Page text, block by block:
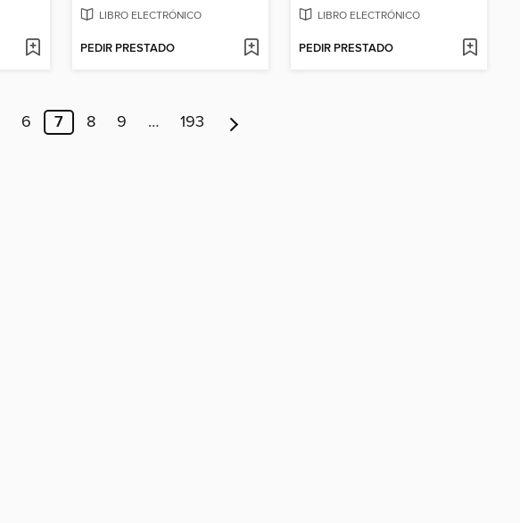
LIBRO ELECTRÓNICO
PEDIR PRESTADO
LIBRO ELECTRÓNICO
PEDIR PRESTADO
6 7 8 9 … 193